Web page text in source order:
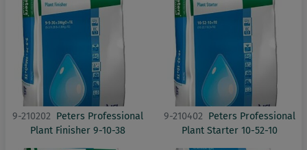
9-210202 Peters Professional
Plant Finisher 9-10-38
9-210402 Peters Professional
Plant Starter 10-52-10